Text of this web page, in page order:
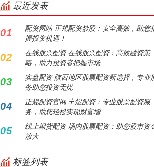
最近发表
01
配资网站 正规配资炒股：安全高效，助您把
握投资机遇！
02
在线股票配资 在线股票配资：高效融资策
略，助力投资者把握市场
03
实盘配资 陕西地区股票配资新选择，专业
务助您投资无忧
04
正规配资官网 丰煜配资：专业股票配资服
务，助您轻松实现财富增
05
线上期货配资 场内股票配资：助您股市资
放大
标签列表